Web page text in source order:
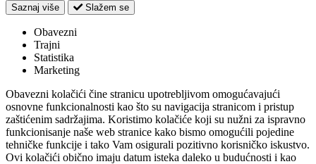
Saznaj više Slažem se
Obavezni
Trajni
Statistika
Marketing
Obavezni kolačići čine stranicu upotrebljivom omogućavajući
osnovne funkcionalnosti kao što su navigacija stranicom i pristup
zaštićenim sadržajima. Koristimo kolačiće koji su nužni za ispravno
funkcionisanje naše web stranice kako bismo omogućili pojedine
tehničke funkcije i tako Vam osigurali pozitivno korisničko iskustvo.
Ovi kolačići obično imaju datum isteka daleko u budućnosti i kao